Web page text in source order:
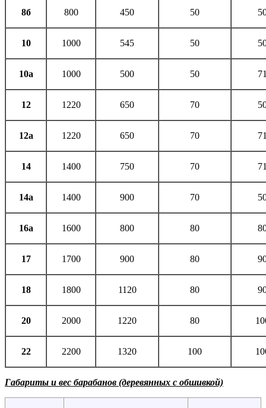
8б 800 450 50
10 1000 545 50
10а 1000 500 50
12 1220 650 70
12а 1220 650 70
14 1400 750 70
14а 1400 900 70
16а 1600 800 80
17 1700 900 80
18 1800 1120 80
20 2000 1220 80
22 2200 1320 100
Габариты и вес барабанов (деревянных с обшивкой)